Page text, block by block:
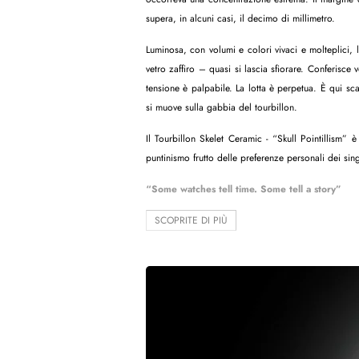
supera, in alcuni casi, il decimo di millimetro.
Luminosa, con volumi e colori vivaci e
vetro zaffiro – quasi si lascia sfiorare. Conferisce
tensione è palpabile. La lotta è perpetua. È qui
si muove sulla gabbia del tourbillon.
Il Tourbillon Skelet Ceramic - “Skull Pointillism”
puntinismo frutto delle preferenze personali dei
“Some watches tell time. Some tell a story”
SCOPRITE DI PIÙ